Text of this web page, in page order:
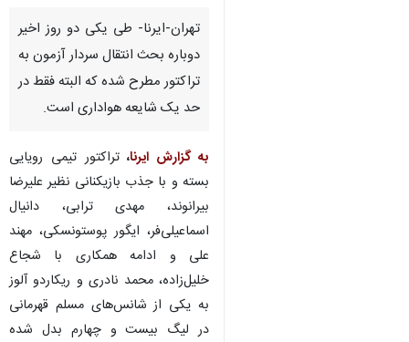
تهران-ایرنا- طی یکی دو روز اخیر
دوباره بحث انتقال سردار آزمون به
تراکتور مطرح شده که البته فقط در
حد یک شایعه هواداری است.
به گزارش ایرنا، تراکتور تیمی رویایی
بسته و با جذب بازیکنانی نظیر علیرضا
بیرانوند، مهدی ترابی، دانیال
اسماعیلی‌فر، ایگور پوستونسکی، مهند
علی و ادامه همکاری با شجاع
خلیل‌زاده، محمد نادری و ریکاردو آلوز
به یکی از شانس‌های مسلم قهرمانی
در لیگ بیست و چهارم بدل شده